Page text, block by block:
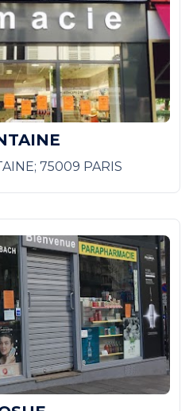
75009 PARIS